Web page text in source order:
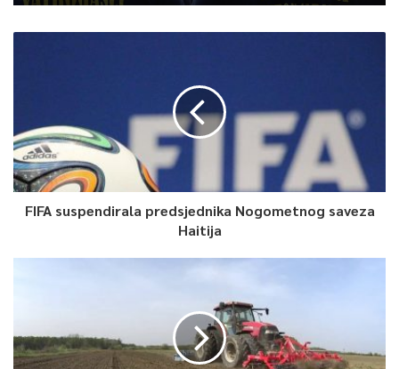
FIFA suspendirala predsjednika Nogometnog saveza
Haitija